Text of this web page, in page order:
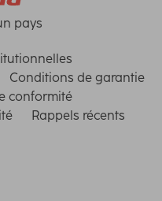
pays
Conditions de garantie
conformité
Rappels récents